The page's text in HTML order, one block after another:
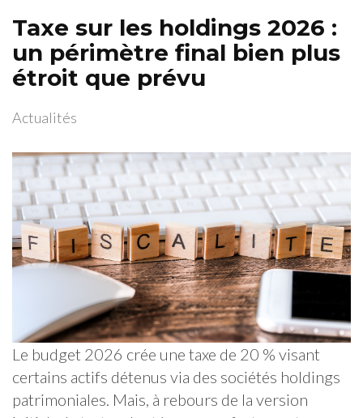
Taxe sur les holdings 2026 :
un périmètre final bien plus
étroit que prévu
Actualités
Le budget 2026 crée une taxe de 20 % visant
certains actifs détenus via des sociétés holdings
patrimoniales. Mais, à rebours de la version